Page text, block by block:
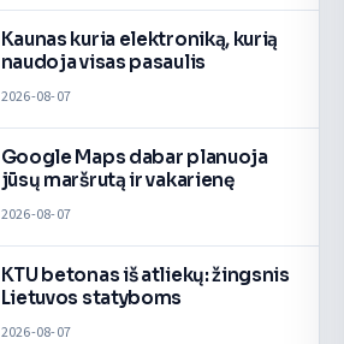
Kaunas kuria elektroniką, kurią
naudoja visas pasaulis
2026-08-07
Google Maps dabar planuoja
jūsų maršrutą ir vakarienę
2026-08-07
KTU betonas iš atliekų: žingsnis
Lietuvos statyboms
2026-08-07